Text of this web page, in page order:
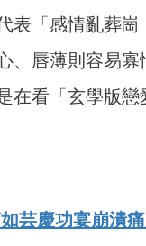
表「感情亂葬崗
、唇薄則容易寡
在看「玄學版戀
芸慶功宴崩潰